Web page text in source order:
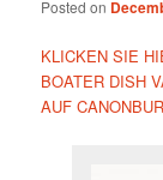
Posted on
KLICKEN SIE
BOATER DISH
AUF